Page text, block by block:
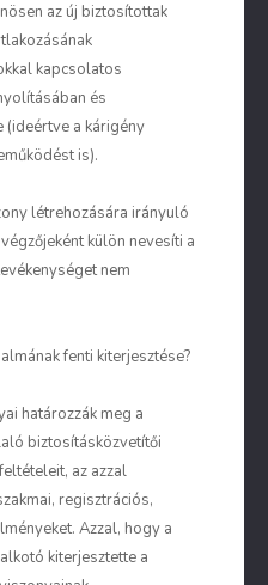
az új biztosítottak
kapcsolatos
és
a kárigény
is).
létrehozására irányuló
külön nevesíti a
nem
fenti kiterjesztése?
határozzák meg a
biztosításközvetítői
az azzal
regisztrációs,
Azzal, hogy a
kiterjesztette a